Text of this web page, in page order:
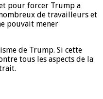
pour forcer Trump a
de travailleurs et
pouvait mener
de Trump. Si cette
tous les aspects de la